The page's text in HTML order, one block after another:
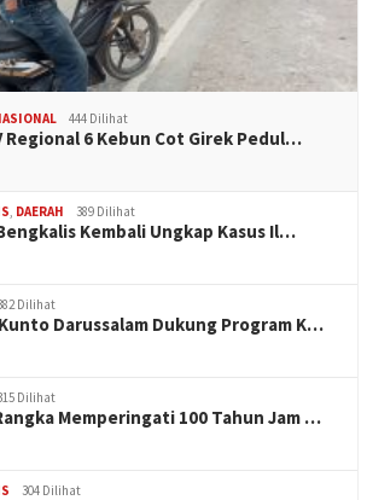
444 Dilihat
Regional 6 Kebun Cot Girek Pedul…
, DAERAH 389 Dilihat
Kembali Ungkap Kasus Il…
Dilihat
Darussalam Dukung Program K…
Dilihat
Memperingati 100 Tahun Jam …
304 Dilihat